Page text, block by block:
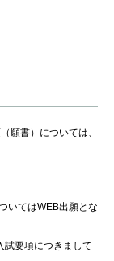
願書）については、
いてはWEB出願とな
試要項につきまして